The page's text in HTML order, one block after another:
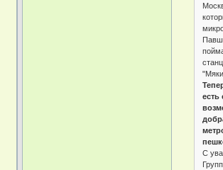
есть
С